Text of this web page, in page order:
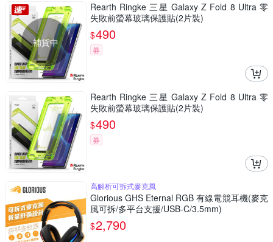
補貨中
Rearth Ringke 三星 Galaxy Z Fold 8 Ultra 零
失敗前螢幕玻璃保護貼(2片裝)
$490
券
Rearth Ringke 三星 Galaxy Z Fold 8 Ultra 零
失敗前螢幕玻璃保護貼(2片裝)
$490
券
高解析可拆式麥克風
Glorious GHS Eternal RGB 有線電競耳機(麥克
風可拆/多平台支援/USB-C/3.5mm)
$2,790